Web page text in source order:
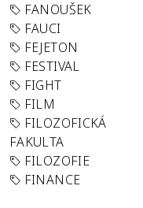
FANOUŠEK
FAUCI
FEJETON
FESTIVAL
FIGHT
FILM
FILOZOFICKÁ
FAKULTA
FILOZOFIE
FINANCE